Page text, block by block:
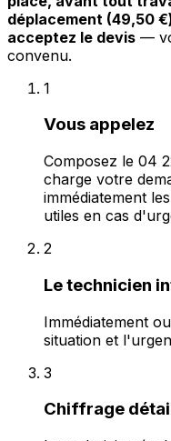
déplacement (49,50
acceptez le devis —
convenu.
1
Vous appelez
Composez le 04
charge votre
immédiatement
utiles en cas
2
Le technicien
Immédiatement
situation et
3
Chiffrage